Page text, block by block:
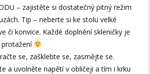
– zajistěte si dostatečný pitný režim
Tip – neberte si ke stolu velké
či konvice. Každé doplnění skleničky je
se, zašklebte se, zasmějte se.
a uvolněte napětí v obličeji a tím i krku